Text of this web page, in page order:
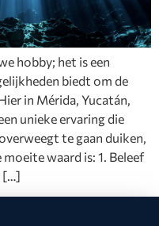
hobby; het is een
biedt om de
in Mérida, Yucatán,
unieke ervaring die
te gaan duiken,
waard is: 1. Beleef
[…]